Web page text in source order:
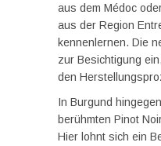
aus dem Médoc
aus der Region
kennenlernen. Die
zur Besichtigung
den
In Burgund
berühmten Pinot
Hier lohnt sich ein